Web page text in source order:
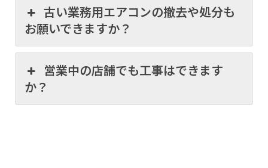
古い業務用エアコンの撤去や処分も
お願いできますか？
営業中の店舗でも工事はできます
か？